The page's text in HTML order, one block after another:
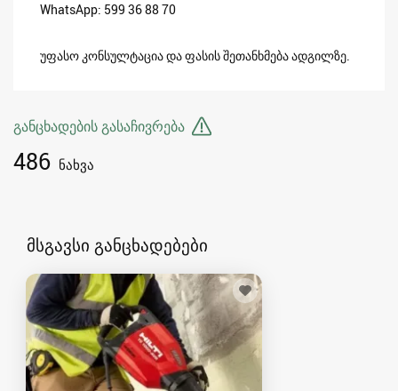
WhatsApp: 599 36 88 70
უფასო კონსულტაცია და ფასის შეთანხმება ადგილზე.
განცხადების გასაჩივრება
486 ნახვა
მსგავსი განცხადებები